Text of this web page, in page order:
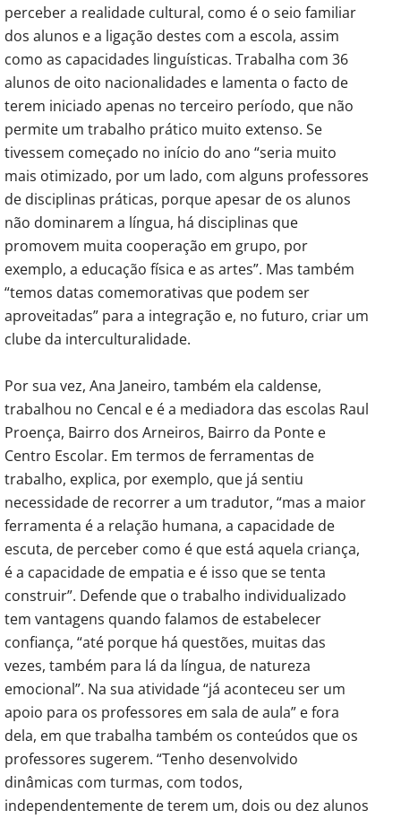
perceber a realidade cultural, como é o seio familiar
dos alunos e a ligação destes com a escola, assim
como as capacidades linguísticas. Trabalha com 36
alunos de oito nacionalidades e lamenta o facto de
terem iniciado apenas no terceiro período, que não
permite um trabalho prático muito extenso. Se
tivessem começado no início do ano “seria muito
mais otimizado, por um lado, com alguns professores
de disciplinas práticas, porque apesar de os alunos
não dominarem a língua, há disciplinas que
promovem muita cooperação em grupo, por
exemplo, a educação física e as artes”. Mas também
“temos datas comemorativas que podem ser
aproveitadas” para a integração e, no futuro, criar um
clube da interculturalidade.
Por sua vez, Ana Janeiro, também ela caldense,
trabalhou no Cencal e é a mediadora das escolas Raul
Proença, Bairro dos Arneiros, Bairro da Ponte e
Centro Escolar. Em termos de ferramentas de
trabalho, explica, por exemplo, que já sentiu
necessidade de recorrer a um tradutor, “mas a maior
ferramenta é a relação humana, a capacidade de
escuta, de perceber como é que está aquela criança,
é a capacidade de empatia e é isso que se tenta
construir”. Defende que o trabalho individualizado
tem vantagens quando falamos de estabelecer
confiança, “até porque há questões, muitas das
vezes, também para lá da língua, de natureza
emocional”. Na sua atividade “já aconteceu ser um
apoio para os professores em sala de aula” e fora
dela, em que trabalha também os conteúdos que os
professores sugerem. “Tenho desenvolvido
dinâmicas com turmas, com todos,
independentemente de terem um, dois ou dez alunos